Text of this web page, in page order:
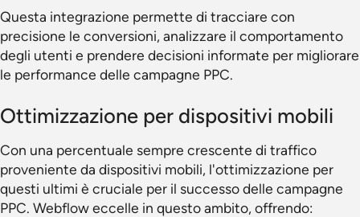
Questa integrazione permette di tracciare con
precisione le conversioni, analizzare il comportamento
degli utenti e prendere decisioni informate per migliorare
le performance delle campagne PPC.
Ottimizzazione per dispositivi mobili
Con una percentuale sempre crescente di traffico
proveniente da dispositivi mobili, l'ottimizzazione per
questi ultimi è cruciale per il successo delle campagne
PPC. Webflow eccelle in questo ambito, offrendo: